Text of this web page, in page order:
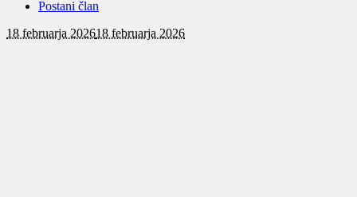
Postani član
18 februarja 202618 februarja 2026